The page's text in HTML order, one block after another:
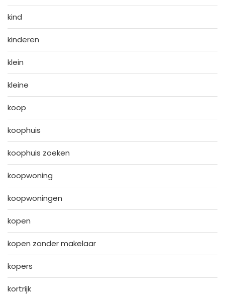
kind
kinderen
klein
kleine
koop
koophuis
koophuis zoeken
koopwoning
koopwoningen
kopen
kopen zonder makelaar
kopers
kortrijk